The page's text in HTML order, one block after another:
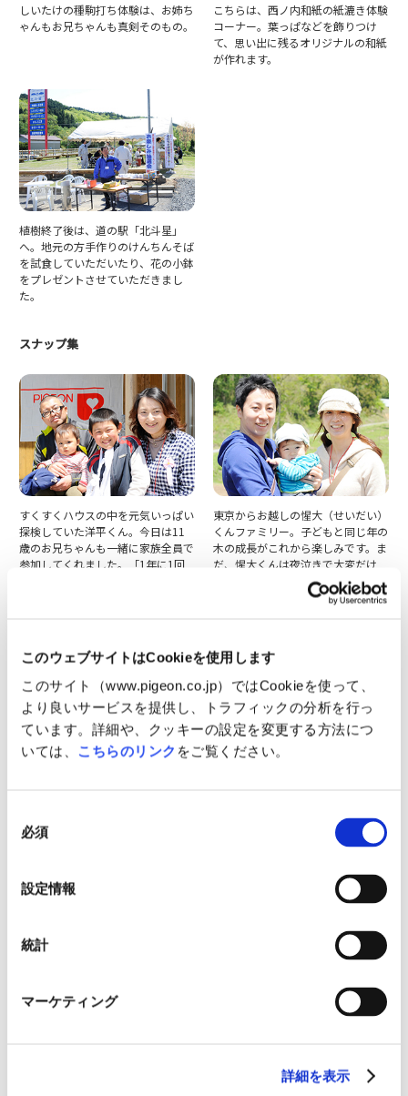
このウェブサイトはCookieを使用します
このサイト（www.pigeon.co.jp）ではCookieを使って、
より良いサービスを提供し、トラフィックの分析を行っ
ています。詳細や、クッキーの設定を変更する方法につ
いては、
こちらのリンク をご覧ください。
必須
設定情報
統計
マーケティング
詳細を表示
しいたけの種駒打ち体験は、お姉ち
ゃんもお兄ちゃんも真剣そのもの。
こちらは、西ノ内和紙の紙漉き体験
コーナー。葉っぱなどを飾りつけ
て、思い出に残るオリジナルの和紙
が作れます。
植樹終了後は、道の駅「北斗星」
へ。地元の方手作りのけんちんそば
を試食していただいたり、花の小鉢
をプレゼントさせていただきまし
た。
スナップ集
すくすくハウスの中を元気いっぱい
探検していた洋平くん。今日は11
歳のお兄ちゃんも一緒に家族全員で
参加してくれました。「1年に1回
東京からお越しの惺大（せいだい）
くんファミリー。子どもと同じ年の
木の成長がこれから楽しみです。ま
だ、惺大くんは夜泣きで大変だけ
ど、徐々に反応がでてきたので育児
がたのしいです。と答えてください
きげんでした。今日は、お父さんの
立てるようになりました。奥さんは
ナラの木が好きで、「これからはち
ょくちょく見に来たいと思いま
ぱいでるという琉誠くんは、普段か
ら元気で、朝は６時半に起こしてく